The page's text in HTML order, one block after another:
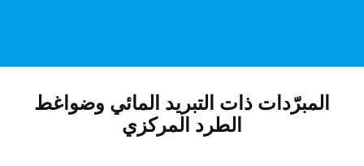
المبرّدات ذات التبريد المائي وضواغط
الطرد المركزي